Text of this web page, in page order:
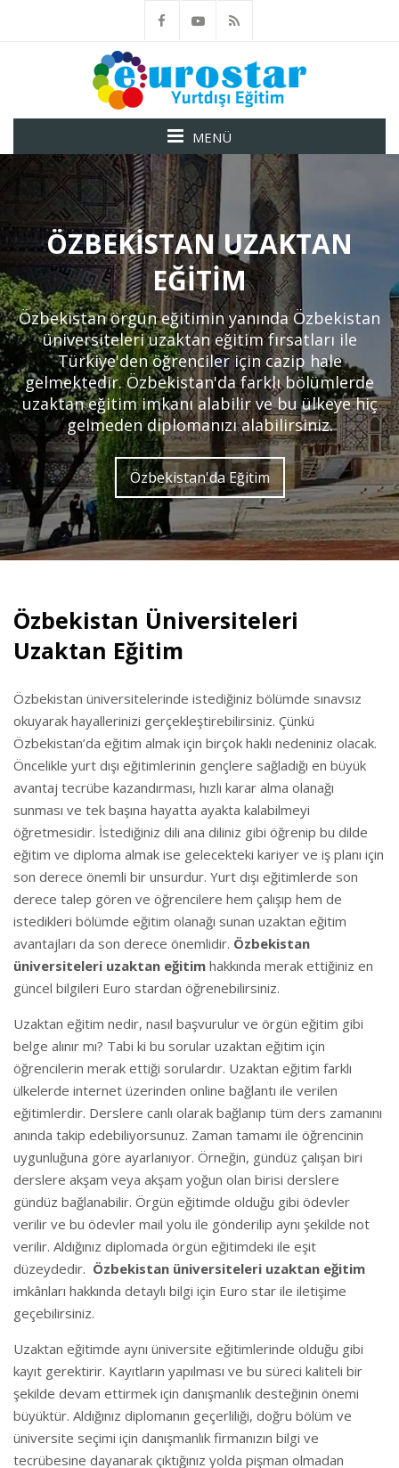
MENÜ
ÖZBEKISTAN UZAKTAN
EĞITIM
Özbekistan örgün eğitimin yanında Özbekistan
üniversiteleri uzaktan eğitim fırsatları ile
Türkiye'den öğrenciler için cazip hale
gelmektedir. Özbekistan'da farklı bölümlerde
uzaktan eğitim imkanı alabilir ve bu ülkeye hiç
gelmeden diplomanızı alabilirsiniz.
Özbekistan'da Eğitim
Özbekistan Üniversiteleri
Uzaktan Eğitim
Özbekistan üniversitelerinde istediğiniz bölümde sınavsız
okuyarak hayallerinizi gerçekleştirebilirsiniz. Çünkü
Özbekistan’da eğitim almak için birçok haklı nedeniniz olacak.
Öncelikle yurt dışı eğitimlerinin gençlere sağladığı en büyük
avantaj tecrübe kazandırması, hızlı karar alma olanağı
sunması ve tek başına hayatta ayakta kalabilmeyi
öğretmesidir. İstediğiniz dili ana diliniz gibi öğrenip bu dilde
eğitim ve diploma almak ise gelecekteki kariyer ve iş planı için
son derece önemli bir unsurdur. Yurt dışı eğitimlerde son
derece talep gören ve öğrencilere hem çalışıp hem de
istedikleri bölümde eğitim olanağı sunan uzaktan eğitim
avantajları da son derece önemlidir. Özbekistan
üniversiteleri uzaktan eğitim hakkında merak ettiğiniz en
güncel bilgileri Euro stardan öğrenebilirsiniz.
Uzaktan eğitim nedir, nasıl başvurulur ve örgün eğitim gibi
belge alınır mı? Tabi ki bu sorular uzaktan eğitim için
öğrencilerin merak ettiği sorulardır. Uzaktan eğitim farklı
ülkelerde internet üzerinden online bağlantı ile verilen
eğitimlerdir. Derslere canlı olarak bağlanıp tüm ders zamanını
anında takip edebiliyorsunuz. Zaman tamamı ile öğrencinin
uygunluğuna göre ayarlanıyor. Örneğin, gündüz çalışan biri
derslere akşam veya akşam yoğun olan birisi derslere
gündüz bağlanabilir. Örgün eğitimde olduğu gibi ödevler
verilir ve bu ödevler mail yolu ile gönderilip aynı şekilde not
verilir. Aldığınız diplomada örgün eğitimdeki ile eşit
düzeydedir. Özbekistan üniversiteleri uzaktan eğitim
imkânları hakkında detaylı bilgi için Euro star ile iletişime
geçebilirsiniz.
Uzaktan eğitimde aynı üniversite eğitimlerinde olduğu gibi
kayıt gerektirir. Kayıtların yapılması ve bu süreci kaliteli bir
şekilde devam ettirmek için danışmanlık desteğinin önemi
büyüktür. Aldığınız diplomanın geçerliliği, doğru bölüm ve
üniversite seçimi için danışmanlık firmanızın bilgi ve
tecrübesine dayanarak çıktığınız yolda pişman olmadan